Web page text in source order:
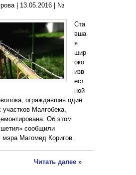
| 13.05.2016 №
Ста
вша
я
шир
око
изв
ест
ной
ограждавшая один
участков Малгобека,
Об этом
сообщили
мэра Магомед Коригов.
Читать далее »